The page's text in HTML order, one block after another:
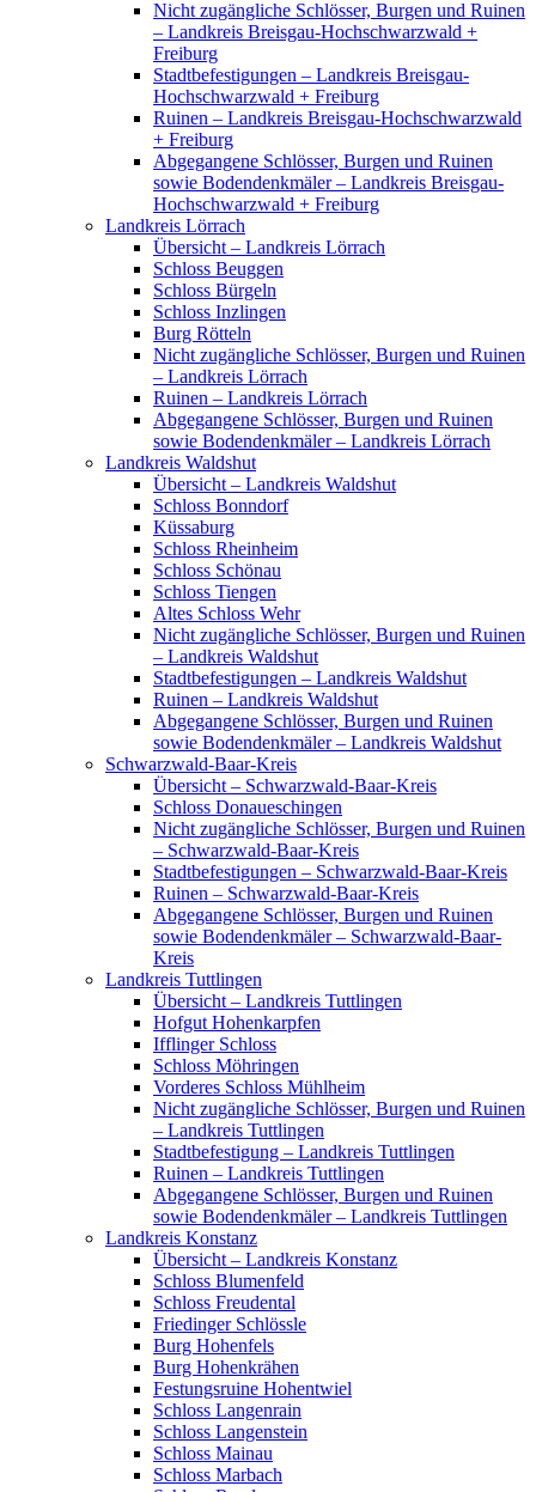
Nicht zugängliche Schlösser, Burgen und Ruinen
– Landkreis Breisgau-Hochschwarzwald +
Freiburg
Stadtbefestigungen – Landkreis Breisgau-
Hochschwarzwald + Freiburg
Ruinen – Landkreis Breisgau-Hochschwarzwald
+ Freiburg
Abgegangene Schlösser, Burgen und Ruinen
sowie Bodendenkmäler – Landkreis Breisgau-
Hochschwarzwald + Freiburg
Landkreis Lörrach
Übersicht – Landkreis Lörrach
Schloss Beuggen
Schloss Bürgeln
Schloss Inzlingen
Burg Rötteln
Nicht zugängliche Schlösser, Burgen und Ruinen
– Landkreis Lörrach
Ruinen – Landkreis Lörrach
Abgegangene Schlösser, Burgen und Ruinen
sowie Bodendenkmäler – Landkreis Lörrach
Landkreis Waldshut
Übersicht – Landkreis Waldshut
Schloss Bonndorf
Küssaburg
Schloss Rheinheim
Schloss Schönau
Schloss Tiengen
Altes Schloss Wehr
Nicht zugängliche Schlösser, Burgen und Ruinen
– Landkreis Waldshut
Stadtbefestigungen – Landkreis Waldshut
Ruinen – Landkreis Waldshut
Abgegangene Schlösser, Burgen und Ruinen
sowie Bodendenkmäler – Landkreis Waldshut
Schwarzwald-Baar-Kreis
Übersicht – Schwarzwald-Baar-Kreis
Schloss Donaueschingen
Nicht zugängliche Schlösser, Burgen und Ruinen
– Schwarzwald-Baar-Kreis
Stadtbefestigungen – Schwarzwald-Baar-Kreis
Ruinen – Schwarzwald-Baar-Kreis
Abgegangene Schlösser, Burgen und Ruinen
sowie Bodendenkmäler – Schwarzwald-Baar-
Kreis
Landkreis Tuttlingen
Übersicht – Landkreis Tuttlingen
Hofgut Hohenkarpfen
Ifflinger Schloss
Schloss Möhringen
Vorderes Schloss Mühlheim
Nicht zugängliche Schlösser, Burgen und Ruinen
– Landkreis Tuttlingen
Stadtbefestigung – Landkreis Tuttlingen
Ruinen – Landkreis Tuttlingen
Abgegangene Schlösser, Burgen und Ruinen
sowie Bodendenkmäler – Landkreis Tuttlingen
Landkreis Konstanz
Übersicht – Landkreis Konstanz
Schloss Blumenfeld
Schloss Freudental
Friedinger Schlössle
Burg Hohenfels
Burg Hohenkrähen
Festungsruine Hohentwiel
Schloss Langenrain
Schloss Langenstein
Schloss Mainau
Schloss Marbach